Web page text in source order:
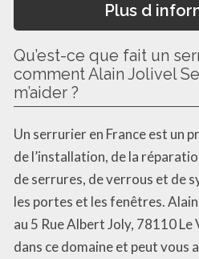
Plus d
Qu’est-ce que fait un
comment Alain Jolivel
m’aider ?
Un serrurier en France est un
de l’installation, de la
de serrures, de verrous et de
les portes et les fenêtres.
au 5 Rue Albert Joly, 78110
dans ce domaine et peut vous